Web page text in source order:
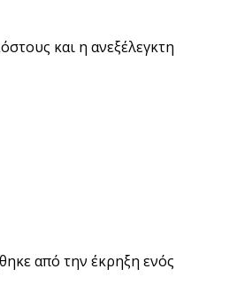
και η ανεξέλεγκτη
από την έκρηξη ενός